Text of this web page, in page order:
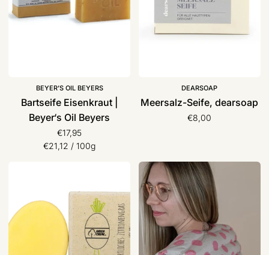
BEYER’S OIL BEYERS
Bartseife Eisenkraut |
Beyer‘s Oil Beyers
€17,95
Stückpreis
€21,12 /pro
100g
DEARSOAP
Meersalz-Seife, dearsoap
€8,00
Green
Creme
Nackenkissen
|
Tochter
von
Walter